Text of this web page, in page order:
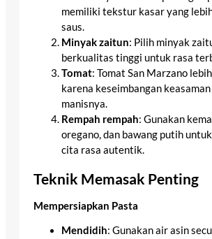
memiliki tekstur kasar yang
saus.
Minyak zaitun: Pilih minyak
berkualitas tinggi untuk rasa
Tomat: Tomat San Marzano
karena keseimbangan
manisnya.
Rempah rempah: Gunakan
oregano, dan bawang putih
cita rasa autentik.
Teknik Memasak Penting
Mempersiapkan Pasta
Mendidih: Gunakan air asin